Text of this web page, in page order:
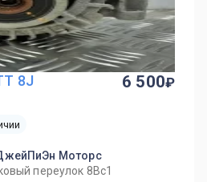
8J
Моторс
переулок 8Вс1
6 500